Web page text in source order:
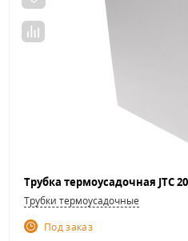
Трубки термоусадочные
Под заказ